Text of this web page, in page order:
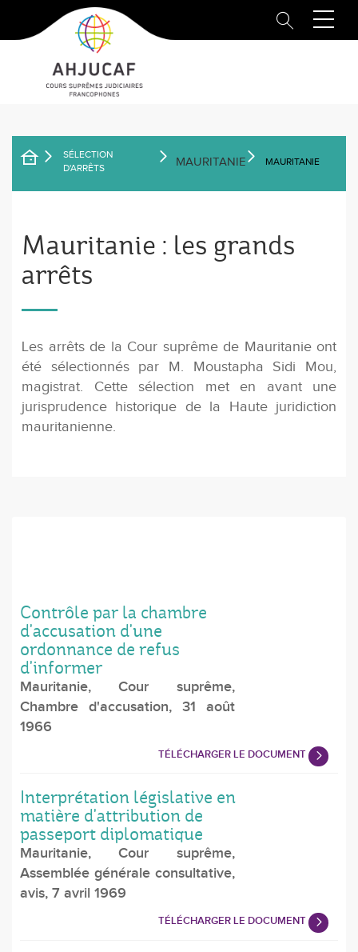
principal
SÉLECTION
D'ARRÊTS
MAURITANIE MAURITANIE
Mauritanie : les grands
arrêts
Les arrêts de la Cour suprême de Mauritanie ont
été sélectionnés par M. Moustapha Sidi Mou,
magistrat. Cette sélection met en avant une
jurisprudence historique de la Haute juridiction
mauritanienne.
Contrôle par la chambre
d'accusation d'une
ordonnance de refus
d'informer
TÉLÉCHARGER LE DOCUMENT
Mauritanie, Cour suprême,
Chambre d'accusation, 31 août
1966
Interprétation législative en
matière d'attribution de
passeport diplomatique
TÉLÉCHARGER LE DOCUMENT
Mauritanie, Cour suprême,
Assemblée générale consultative,
avis, 7 avril 1969